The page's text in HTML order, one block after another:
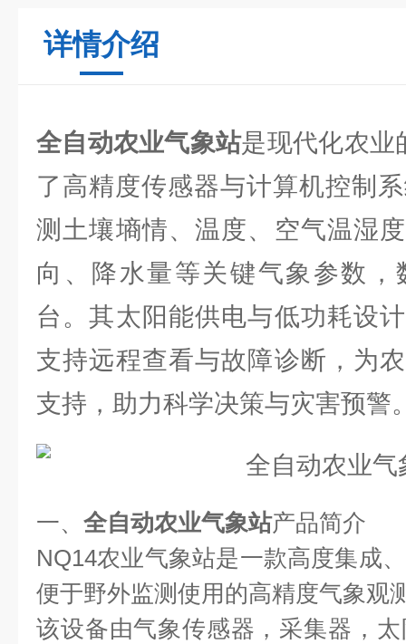
详情介绍
全自动农业气象站是现代化农业
了高精度传感器与计算机控制
测土壤墒情、温度、空气温湿
向、降水量等关键气象参数
台。其太阳能供电与低功耗设
支持远程查看与故障诊断，为
支持，助力科学决策与灾害预警
一、 全自动农业气象站产品简介
NQ14农业气象站是一款高度集成
便于野外监测使用的高精度气象观
该设备由气象传感器，采集器，